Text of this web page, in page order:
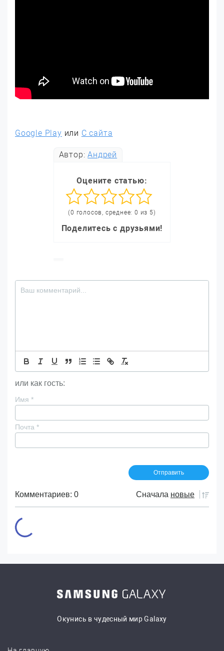
Google Play или С сайта
Автор:Андрей
Оцените статью:
(0 голосов, среднее: 0 из 5)
Поделитесь с друзьями!
или как гость:
Имя *
Почта *
Комментариев: 0 Сначала новые
Окунись в чудесный мир Galaxy